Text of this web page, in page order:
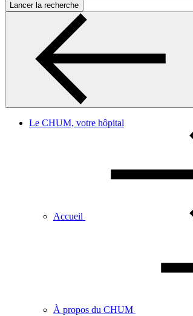
Lancer la recherche
Le CHUM, votre hôpital
Accueil
À propos du CHUM